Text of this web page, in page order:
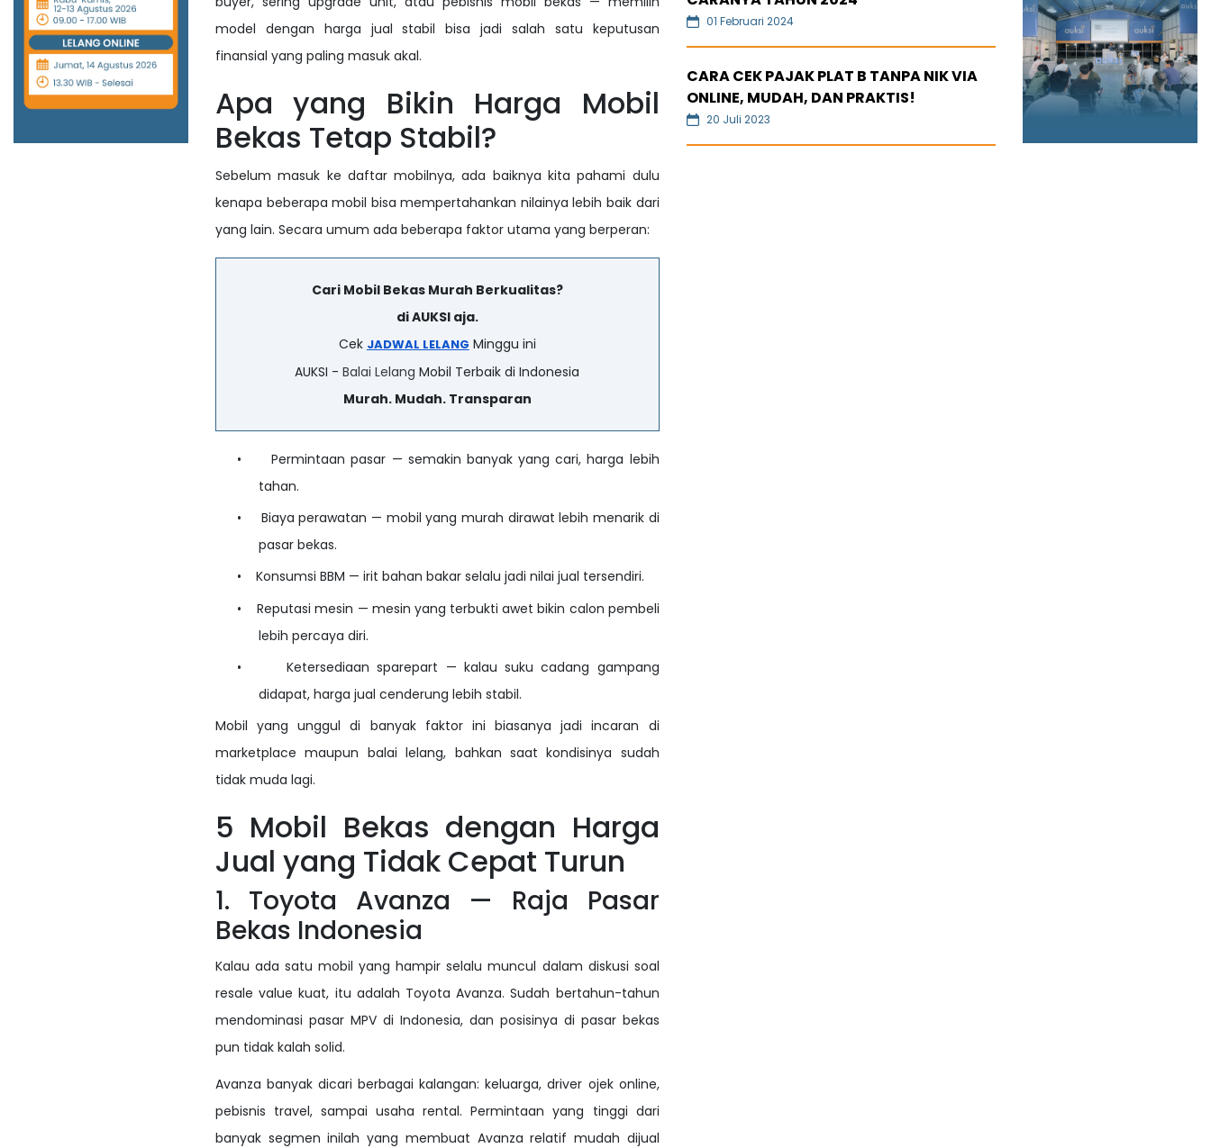
model dengan harga jual stabil bisa jadi salah satu keputusan
finansial yang paling masuk akal.
Apa yang Bikin Harga Mobil
Bekas Tetap Stabil?
Sebelum masuk ke daftar mobilnya, ada baiknya kita pahami dulu
kenapa beberapa mobil bisa mempertahankan nilainya lebih baik dari
yang lain. Secara umum ada beberapa faktor utama yang berperan:
Cari Mobil Bekas Murah Berkualitas?
di AUKSI aja.
Cek JADWAL LELANG Minggu ini
AUKSI -Balai Lelang Mobil Terbaik di Indonesia
Murah. Mudah. Transparan
•
Permintaan pasar — semakin banyak yang cari, harga lebih
tahan.
•
Biaya perawatan — mobil yang murah dirawat lebih menarik di
pasar bekas.
•
Konsumsi BBM — irit bahan bakar selalu jadi nilai jual tersendiri.
•
Reputasi mesin — mesin yang terbukti awet bikin calon pembeli
lebih percaya diri.
•
Ketersediaan sparepart — kalau suku cadang gampang
didapat, harga jual cenderung lebih stabil.
Mobil yang unggul di banyak faktor ini biasanya jadi incaran di
marketplace maupun balai lelang, bahkan saat kondisinya sudah
tidak muda lagi.
5 Mobil Bekas dengan Harga
Jual yang Tidak Cepat Turun
1. Toyota Avanza — Raja Pasar
Bekas Indonesia
Kalau ada satu mobil yang hampir selalu muncul dalam diskusi soal
resale value kuat, itu adalah Toyota Avanza. Sudah bertahun-tahun
mendominasi pasar MPV di Indonesia, dan posisinya di pasar bekas
pun tidak kalah solid.
Avanza banyak dicari berbagai kalangan: keluarga, driver ojek online,
pebisnis travel, sampai usaha rental. Permintaan yang tinggi dari
banyak segmen inilah yang membuat Avanza relatif mudah dijual
01 Februari 2024
CARA CEK PAJAK PLAT B TANPA NIK VIA
ONLINE, MUDAH, DAN PRAKTIS!
20 Juli 2023